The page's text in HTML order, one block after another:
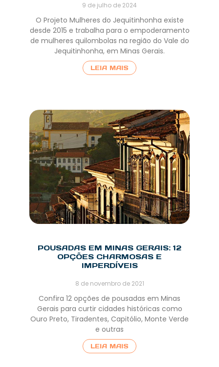
9 de julho de 2024
O Projeto Mulheres do Jequitinhonha existe
desde 2015 e trabalha para o empoderamento
de mulheres quilombolas na região do Vale do
Jequitinhonha, em Minas Gerais.
LEIA MAIS
POUSADAS EM MINAS GERAIS: 12
OPÇÕES CHARMOSAS E
IMPERDÍVEIS
8 de novembro de 2021
Confira 12 opções de pousadas em Minas
Gerais para curtir cidades históricas como
Ouro Preto, Tiradentes, Capitólio, Monte Verde
e outras
LEIA MAIS